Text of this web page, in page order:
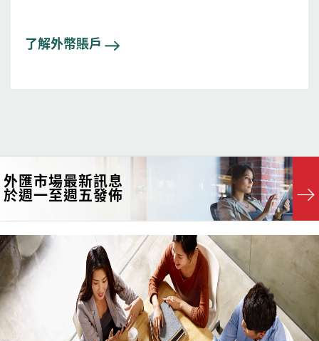
了解外幣賬戶
外匯市場最新訊息
於週一至週五發佈